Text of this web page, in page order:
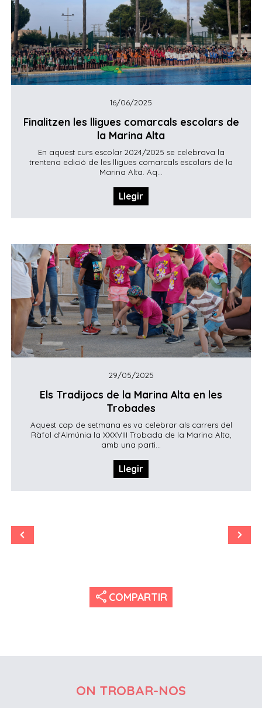
16/06/2025
Finalitzen les lligues comarcals escolars de
la Marina Alta
En aquest curs escolar 2024/2025 se celebrava la
trentena edició de les lligues comarcals escolars de la
Marina Alta. Aq...
Llegir
29/05/2025
Els Tradijocs de la Marina Alta en les
Trobades
Aquest cap de setmana es va celebrar als carrers del
Ràfol d'Almúnia la XXXVIII Trobada de la Marina Alta,
amb una parti...
Llegir
share COMPARTIR
ON TROBAR-NOS